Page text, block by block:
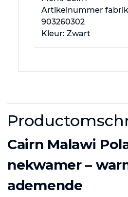
Artikelnummer
903260302
Kleur: Zwart
Cairn Malawi
nekwamer –
ademende